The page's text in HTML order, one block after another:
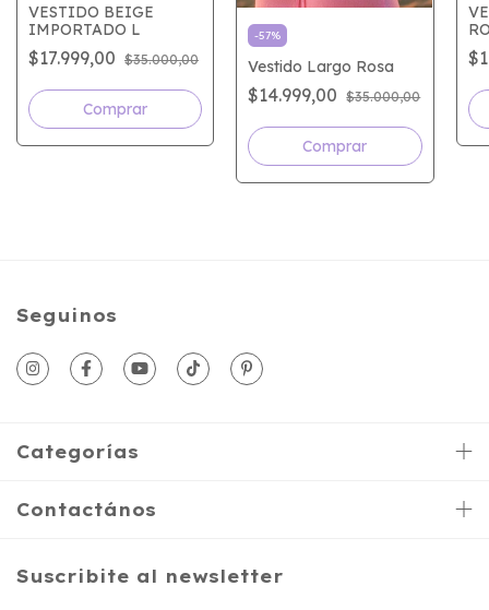
VESTIDO BEIGE
IMPORTADO L
$17.999,00 $35.000,00
-57%
Vestido Largo Rosa
$14.999,00 $35.000,00
Seguinos
Categorías
Contactános
Suscribite al newsletter